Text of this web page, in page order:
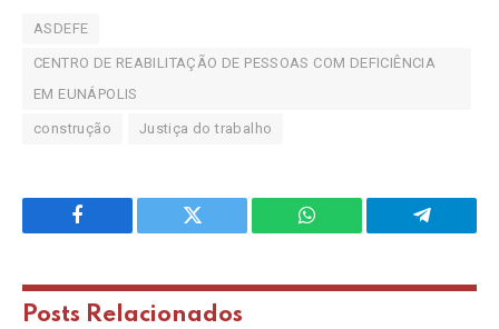
ASDEFE
CENTRO DE REABILITAÇÃO DE PESSOAS COM DEFICIÊNCIA
EM EUNÁPOLIS
construção Justiça do trabalho
Facebook Twitter WhatsApp Telegram
Posts Relacionados